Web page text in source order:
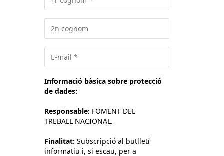
Informació bàsica sobre protecció
de dades:
Responsable: FOMENT DEL
TREBALL NACIONAL.
Finalitat: Subscripció al butlletí
informatiu i, si escau, per a